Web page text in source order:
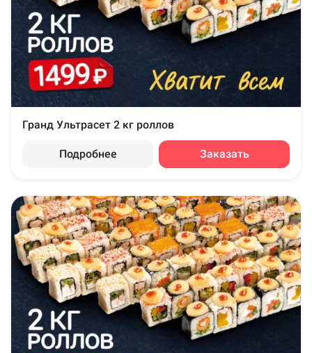
Гранд Ультрасет 2 кг роллов
Подробнее Заказать